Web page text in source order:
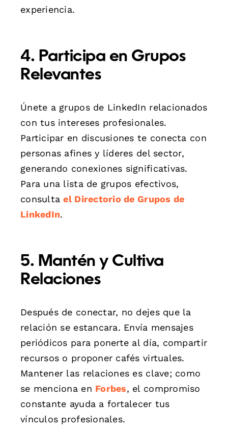
experiencia.
4. Participa en Grupos
Relevantes
Únete a grupos de LinkedIn relacionados
con tus intereses profesionales.
Participar en discusiones te conecta con
personas afines y líderes del sector,
generando conexiones significativas.
Para una lista de grupos efectivos,
consultael Directorio de Grupos de
LinkedIn.
5. Mantén y Cultiva
Relaciones
Después de conectar, no dejes que la
relación se estancara. Envía mensajes
periódicos para ponerte al día, compartir
recursos o proponer cafés virtuales.
Mantener las relaciones es clave; como
se menciona en Forbes, el compromiso
constante ayuda a fortalecer tus
vínculos profesionales.